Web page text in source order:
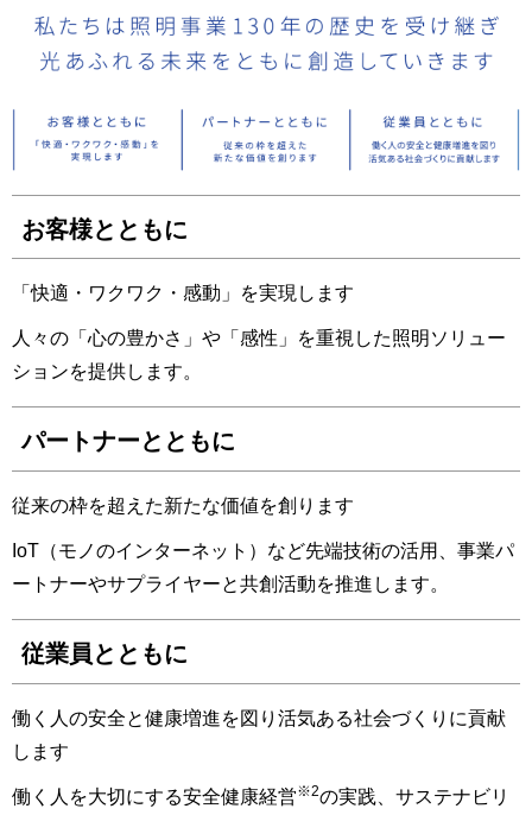
お客様とともに
「快適・ワクワク・感動」を実現します
人々の「心の豊かさ」や「感性」を重視した照明ソリュー
ションを提供します。
パートナーとともに
従来の枠を超えた新たな価値を創ります
IoT（モノのインターネット）など先端技術の活用、事業パ
ートナーやサプライヤーと共創活動を推進します。
従業員とともに
働く人の安全と健康増進を図り活気ある社会づくりに貢献
します
働く人を大切にする安全健康経営※2の実践、サステナビリ